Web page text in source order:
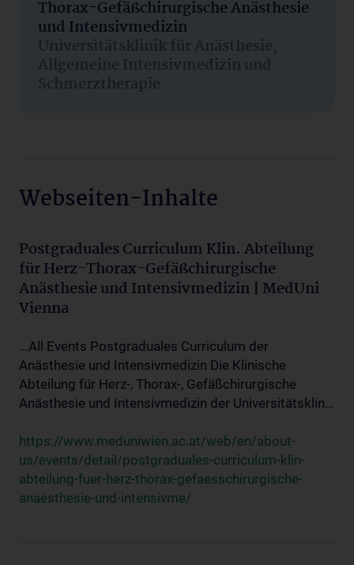
Thorax-Gefäßchirurgische Anästhesie
und Intensivmedizin
Universitätsklinik für Anästhesie,
Allgemeine Intensivmedizin und
Schmerztherapie
Webseiten-Inhalte
Postgraduales Curriculum Klin. Abteilung
für Herz-Thorax-Gefäßchirurgische
Anästhesie und Intensivmedizin | MedUni
Vienna
...All Events Postgraduales Curriculum der
Anästhesie und Intensivmedizin Die Klinische
Abteilung für Herz-, Thorax-, Gefäßchirurgische
Anästhesie und Intensivmedizin der Universitätsklin...
https://www.meduniwien.ac.at/web/en/about-
us/events/detail/postgraduales-curriculum-klin-
abteilung-fuer-herz-thorax-gefaesschirurgische-
anaesthesie-und-intensivme/